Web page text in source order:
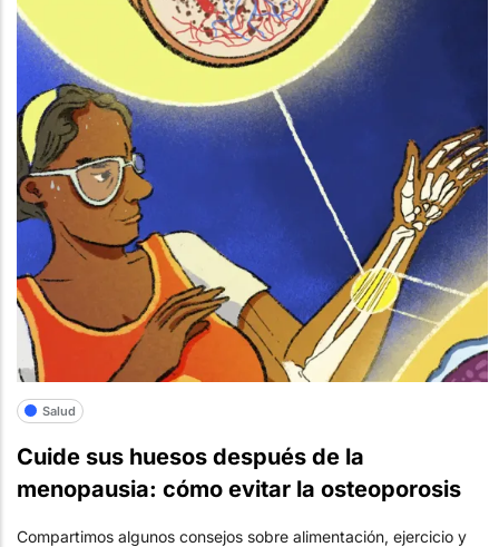
Salud
Cuide sus huesos después de la
menopausia: cómo evitar la osteoporosis
Compartimos algunos consejos sobre alimentación, ejercicio y